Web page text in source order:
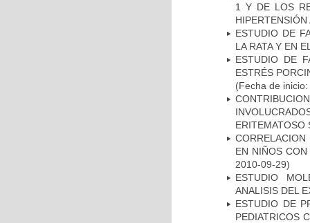
1 Y DE LOS
ESTUDIO DE
LA RATA Y EN
ESTUDIO DE
ESTRÉS
(Fecha de
ERITEMATOSO
EN NIÑOS
2010-09-29)
ESTUDIO
ANALISIS DEL
ESTUDIO DE
PEDIATRICOS